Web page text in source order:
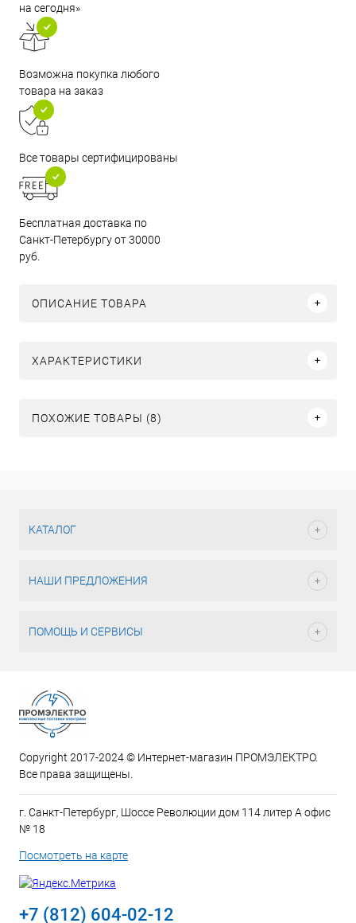
на сегодня»
Возможна покупка любого
товара на заказ
Все товары сертифицированы
Бесплатная доставка по
Санкт-Петербургу от 30000
руб.
ОПИСАНИЕ ТОВАРА
ХАРАКТЕРИСТИКИ
ПОХОЖИЕ ТОВАРЫ (8)
КАТАЛОГ
НАШИ ПРЕДЛОЖЕНИЯ
ПОМОЩЬ И СЕРВИСЫ
Copyright 2017-2024 © Интернет-магазин ПРОМЭЛЕКТРО.
Все права защищены.
г. Санкт-Петербург, Шоссе Революции дом 114 литер А офис
№ 18
Посмотреть на карте
+7 (812) 604-02-12